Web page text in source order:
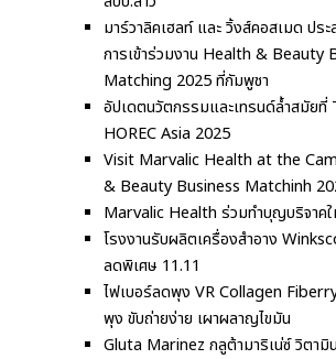
มาร์วาลิคเฮลท์ และ วิ้งส์คอสเมด ประ
การเข้าร่วมงาน Health & Beauty
Matching 2025 ที่กัมพูชา
อัปเดตนวัตกรรมและเทรนด์ล้ำสมัยที่
HOREC Asia 2025
Visit Marvalic Health at the
& Beauty Business Matchinh
Marvalic Health ร่วมทำบุญบริจาค
โรงงานรับผลิตเครื่องสำอาง
ลดพิเศษ 11.11
ไฟเบอร์ลดพุง VR Collagen
พุง ขับถ่ายง่าย เผาผลาญไขมัน
Gluta Marinez กลูต้ามาริเน่ซ์ วิตามิ